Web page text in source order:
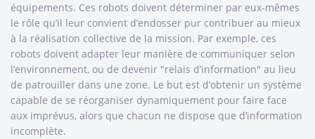
équipements. Ces robots doivent déterminer par eux-mêmes
le rôle qu’il leur convient d’endosser pur contribuer au mieux
à la réalisation collective de la mission. Par exemple, ces
robots doivent adapter leur manière de communiquer selon
l’environnement, ou de devenir "relais d’information" au lieu
de patrouiller dans une zone. Le but est d’obtenir un système
capable de se réorganiser dynamiquement pour faire face
aux imprévus, alors que chacun ne dispose que d’information
incomplète.